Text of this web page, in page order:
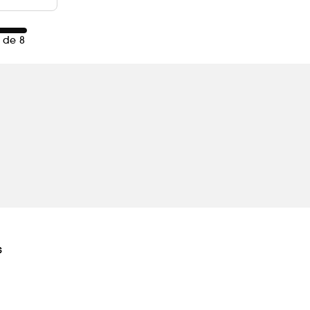
de 8